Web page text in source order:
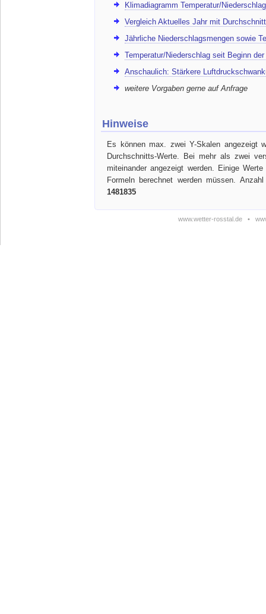
Klimadiagramm Temperatur/Niederschlag
Vergleich Aktuelles Jahr mit Durchschnitt
Jährliche Niederschlagsmengen sowie
Temperatur/Niederschlag seit Beginn
Anschaulich: Stärkere
weitere Vorgaben gerne auf Anfrage
Hinweise
Es können max. zwei Y-Skalen angezeigt
Durchschnitts-Werte. Bei mehr als zwei
miteinander angezeigt werden. Einige
Formeln berechnet werden müssen.
1481835
www.wetter-rosstal.de •